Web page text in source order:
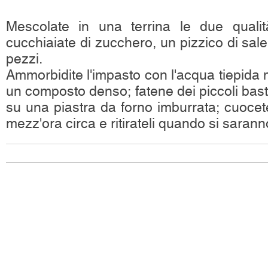
Mescolate in una terrina le due
cucchiaiate di zucchero, un pizzico di
pezzi.
Ammorbidite l'impasto con l'acqua tiepida
un composto denso; fatene dei piccoli
su una piastra da forno imburrata;
mezz'ora circa e ritirateli quando si